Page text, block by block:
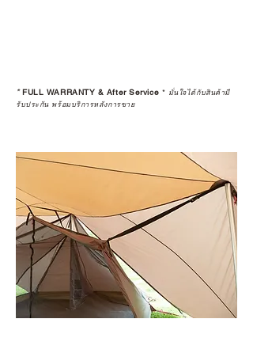
*FULL WARRANTY & After Service * มั่นใจได้กับสินค้ามี
รับประกัน พร้อมบริการหลังการขาย